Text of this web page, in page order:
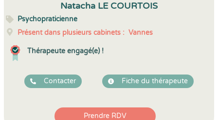
Natacha LE COURTOIS
Psychopraticienne
Présent dans plusieurs cabinets : Vannes
Thérapeute engagé(e) !
Contacter Fiche du thérapeute
Prendre RDV